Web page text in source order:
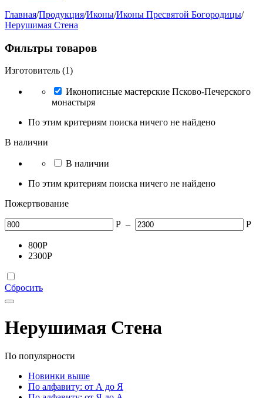
Главная/Продукция/Иконы/Иконы Пресвятой Богородицы/
Нерушимая Стена
Фильтры товаров
Изготовитель (1)
Иконописные мастерские Псково-Печерского
монастыря
По этим критериям поиска ничего не найдено
В наличии
В наличии
По этим критериям поиска ничего не найдено
Пожертвование
Р – Р
800Р
2300Р
Сбросить
Нерушимая Стена
По популярности
Новинки выше
По алфавиту: от А до Я